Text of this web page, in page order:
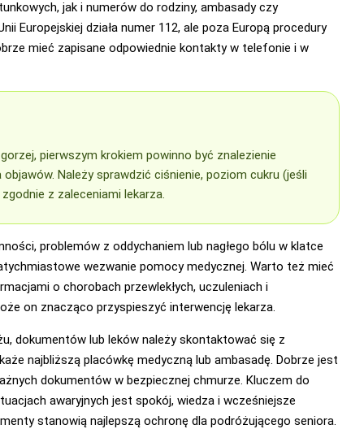
jak i numerów do rodziny, ambasady czy
Europejskiej działa numer 112, ale poza Europą procedury
mieć zapisane odpowiednie kontakty w telefonie i w
pierwszym krokiem powinno być znalezienie
Należy sprawdzić ciśnienie, poziom cukru (jeśli
z zaleceniami lekarza.
problemów z oddychaniem lub nagłego bólu w klatce
wezwanie pomocy medycznej. Warto też mieć
o chorobach przewlekłych, uczuleniach i
on znacząco przyspieszyć interwencję lekarza.
dokumentów lub leków należy skontaktować się z
najbliższą placówkę medyczną lub ambasadę. Dobrze jest
dokumentów w bezpiecznej chmurze. Kluczem do
awaryjnych jest spokój, wiedza i wcześniejsze
stanowią najlepszą ochronę dla podróżującego seniora.